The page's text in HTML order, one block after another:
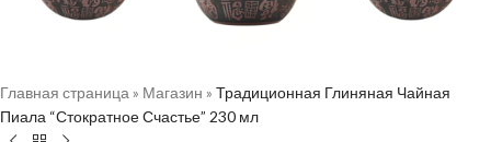
Главная страница » Магазин » Традиционная Глиняная Чайная
Пиала “Стократное Счастье” 230 мл